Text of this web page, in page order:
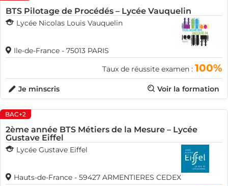
BTS Pilotage de Procédés – Lycée Vauquelin
Lycée Nicolas Louis Vauquelin
Ile-de-France - 75013 PARIS
Taux de réussite examen : 100%
Voir la formation
Je minscris
BAC+2
2ème année BTS Métiers de la Mesure – Lycée
Gustave Eiffel
Lycée Gustave Eiffel
Hauts-de-France - 59427 ARMENTIERES CEDEX